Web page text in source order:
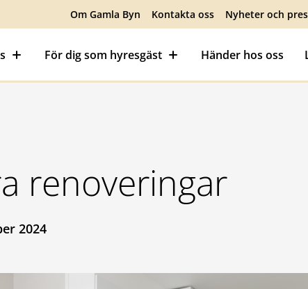
Om Gamla Byn Kontakta oss Nyheter och
För dig som hyresgäst Händer hos oss
renoveringar
2024